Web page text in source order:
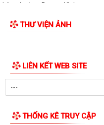
thành lập 05 công đoàn cơ sở mới
Lãnh đạo phường Dương Kinh
dự kiến Kế hoạch đầu tư công
Quyết định về việc công bố
hành, được sửa đổi, bổ sung và
Quyết định về việc công bố